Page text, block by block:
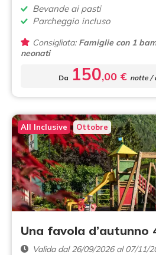
Bevande ai pasti
Parcheggio incluso
Consigliata:Famiglie con 1
neonati
Da 150,00 € notte /
All Inclusive Ottobre
Una favola d’autunno
Valida dal 26/09/2026 al 07/11/